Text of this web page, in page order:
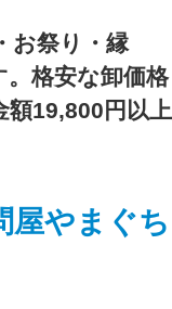
お祭り・縁
。格安な卸価格
19,800円以上